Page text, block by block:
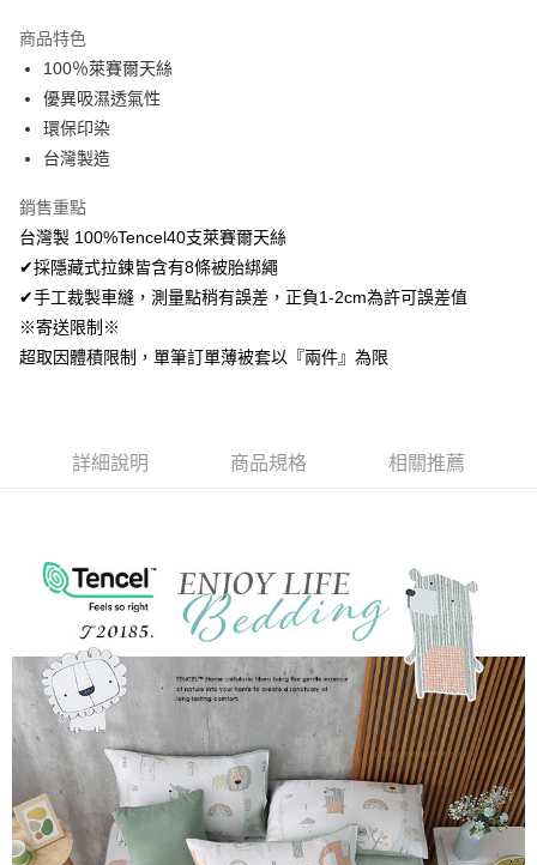
Apple Pay
悠遊付
Google Pay
AFTEE先享後付
相關說明
AFTEE先享後付是「在收到商品之後才付款」的支付方式。 讓您購物簡單
便利好安心！
１．簡單：不需註冊會員、不需綁卡、不需儲值。
２．便利：只要手機號碼，簡訊認證，即可結帳。
３．安心：先確認商品／服務後，再付款。
２．訂單成立數日內，您將收到繳費通知簡訊。
後付繳納相關費用。
※ 交易是否成功請以「AFTEE先享後付 」之結帳頁面顯示為準，若有關於
是否繳費成功／繳費後需取消欲退款等相關疑問，請聯繫「AFTEE先享後付
客戶支援中心」https://netprotections.freshdesk.com/support/home
【注意事項】
１．透過由恩沛科技股份有限公司提供之「AFTEE先享後付」服務完成之交
易，需依本服務之必要範圍內提供個人資料，並將交易相關給付款項請求債
權轉讓予恩沛科技股份有限公司。
２．關於個人資料處理事宜，請瀏覽以下網址：
https://aftee.tw/terms/#terms3
３．未成年的使用者請事先徵得法定代理人或監護人之同意方可使用
「AFTEE先享後付」，若未經同意申辦者引起之損失，本公司不負相關責
任。
ATM付款
運送方式
全家取貨付款
付款後7-11取貨
每筆NT$60，滿NT$499(含以上)免運費
宅配
每筆NT$100，滿NT$499(含以上)免運費
離島宅配
每筆NT$100，滿NT$499(含以上)免運費
商品特色
100％萊賽爾天絲
優異吸濕透氣性
環保印染
台灣製造
銷售重點
台灣製 100%Tencel40支萊賽爾天絲
✔採隱藏式拉鍊皆含有8條被胎綁繩
✔手工裁製車縫，測量點稍有誤差，正負1-2cm為許可誤差值
※寄送限制※
超取因體積限制，單筆訂單薄被套以『兩件』為限
詳細說明 商品規格 相關推薦